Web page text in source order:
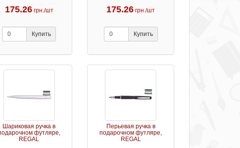
175.26 грн./шт
Купить
175.26 грн./шт
Купить
Шариковая ручка в
футляре,
REGAL
Перьевая ручка в
подарочном футляре,
REGAL